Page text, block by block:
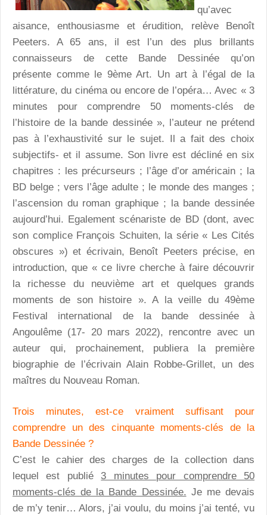
qu’avec
aisance, enthousiasme et érudition, relève Benoît
Peeters. A 65 ans, il est l’un des plus brillants
connaisseurs de cette Bande Dessinée qu’on
présente comme le 9ème Art. Un art à l’égal de la
littérature, du cinéma ou encore de l’opéra… Avec « 3
minutes pour comprendre 50 moments-clés de
l’histoire de la bande dessinée », l’auteur ne prétend
pas à l’exhaustivité sur le sujet. Il a fait des choix
subjectifs- et il assume. Son livre est décliné en six
chapitres : les précurseurs ; l’âge d’or américain ; la
BD belge ; vers l’âge adulte ; le monde des manges ;
l’ascension du roman graphique ; la bande dessinée
aujourd’hui. Egalement scénariste de BD (dont, avec
son complice François Schuiten, la série « Les Cités
obscures ») et écrivain, Benoît Peeters précise, en
introduction, que « ce livre cherche à faire découvrir
la richesse du neuvième art et quelques grands
moments de son histoire ». A la veille du 49ème
Festival international de la bande dessinée à
Angoulême (17- 20 mars 2022), rencontre avec un
auteur qui, prochainement, publiera la première
biographie de l’écrivain Alain Robbe-Grillet, un des
maîtres du Nouveau Roman.
Trois minutes, est-ce vraiment suffisant pour
comprendre un des cinquante moments-clés de la
Bande Dessinée ?
C’est le cahier des charges de la collection dans
lequel est publié3 minutes pour comprendre 50
moments-clés de la Bande Dessinée. Je me devais
de m’y tenir… Alors, j’ai voulu, du moins j’ai tenté, vu